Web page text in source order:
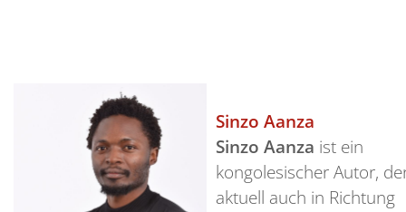
Sinzo Aanza
Sinzo Aanza ist ein
kongolesischer Autor,
aktuell auch in Richtung